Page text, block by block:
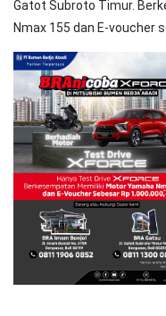
Gatot Subroto Timur.
Nmax 155 dan E-voucher